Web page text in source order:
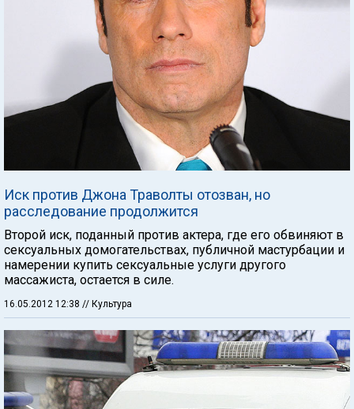
Иск против Джона Траволты отозван, но
расследование продолжится
Второй иск, поданный против актера, где его обвиняют в
сексуальных домогательствах, публичной мастурбации и
намерении купить сексуальные услуги другого
массажиста, остается в силе.
16.05.2012 12:38 // Культура